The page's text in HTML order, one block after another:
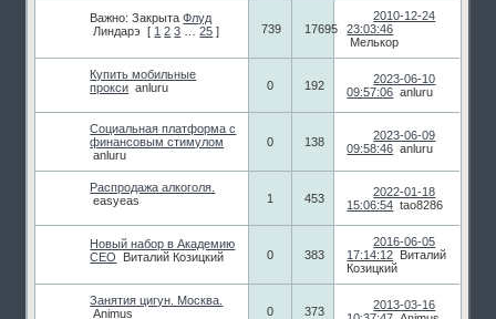
Важно: ЗакрытаФлуд
Линдарэ
[ 1 2 3 25 ] 739 17695
2010-12-24
23:03:46
Мелькор
Купить мобильные
прокси anluru 0 192
2023-06-10
09:57:06 anluru
Социальная платформа с
финансовым стимулом
anluru
0 138
2023-06-09
09:58:46 anluru
Распродажа алкоголя.
easyeas
1 453
2022-01-18
15:06:54 tao8286
Новый набор в Академию
СЕО
Виталий Козицкий 0 383
2016-06-05
17:14:12 Виталий
Козицкий
Занятия цигун. Москва.
Animus
0 373
2013-03-16